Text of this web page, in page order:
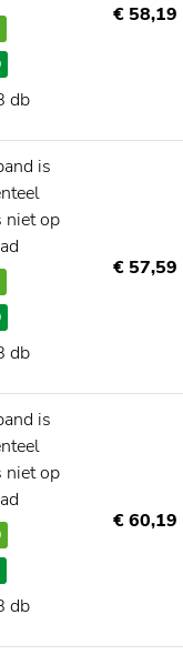
db
€ 58,19
is
niet op
db
€ 57,59
is
niet op
db
€ 60,19